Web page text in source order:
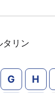
タリン
G H